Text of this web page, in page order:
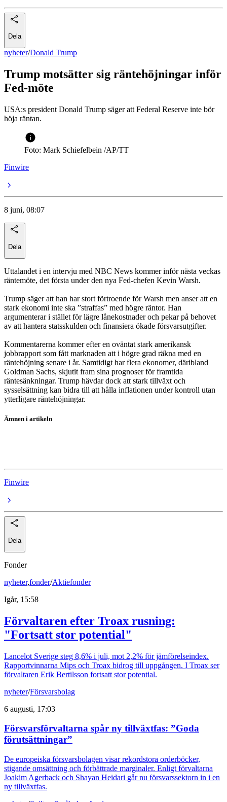
Dela
nyheter/Donald Trump
Trump motsätter sig räntehöjningar inför
Fed-möte
USA:s president Donald Trump säger att Federal Reserve inte bör
höja räntan.
Foto: Mark Schiefelbein /AP/TT
Finwire
8 juni, 08:07
Dela
Uttalandet i en intervju med NBC News kommer inför nästa veckas
räntemöte, det första under den nya Fed-chefen Kevin Warsh.
Trump säger att han har stort förtroende för Warsh men anser att en
stark ekonomi inte ska ”straffas” med högre räntor. Han
argumenterar i stället för lägre lånekostnader och pekar på behovet
av att hantera statsskulden och finansiera ökade försvarsutgifter.
Kommentarerna kommer efter en oväntat stark amerikansk
jobbrapport som fått marknaden att i högre grad räkna med en
räntehöjning senare i år. Samtidigt har flera ekonomer, däribland
Goldman Sachs, skjutit fram sina prognoser för framtida
räntesänkningar. Trump hävdar dock att stark tillväxt och
sysselsättning kan bidra till att hålla inflationen under kontroll utan
ytterligare räntehöjningar.
Ämnen i artikeln
Finwire
Dela
Fonder
nyheter,fonder/Aktiefonder
Igår, 15:58
Förvaltaren efter Troax rusning:
"Fortsatt stor potential"
Lancelot Sverige steg 8,6% i juli, mot 2,2% för jämförelseindex.
Rapportvinnarna Mips och Troax bidrog till uppgången. I Troax ser
förvaltaren Erik Bertilsson fortsatt stor potential.
nyheter/Försvarsbolag
6 augusti, 17:03
Försvarsförvaltarna spår ny tillväxtfas: ”Goda
förutsättningar”
De europeiska försvarsbolagen visar rekordstora orderböcker,
stigande omsättning och förbättrade marginaler. Enligt förvaltarna
Joakim Agerback och Shayan Heidari går nu försvarssektorn in i en
ny tillväxtfas.